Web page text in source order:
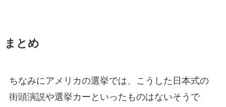
まとめ
ちなみにアメリカの選挙では、こうした日本式の
街頭演説や選挙カーといったものはないそうで